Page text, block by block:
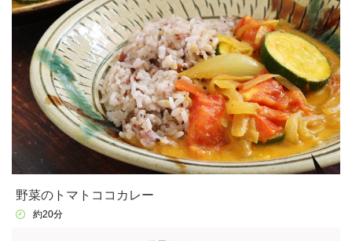
野菜のトマトココカレー
約20分